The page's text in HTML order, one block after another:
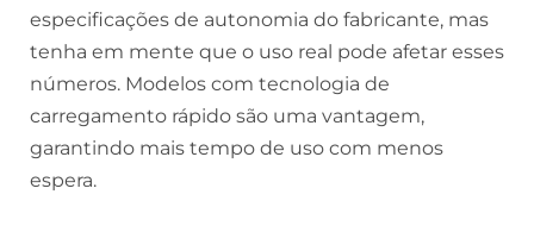
especificações de autonomia do fabricante, mas
tenha em mente que o uso real pode afetar esses
números. Modelos com tecnologia de
carregamento rápido são uma vantagem,
garantindo mais tempo de uso com menos
espera.